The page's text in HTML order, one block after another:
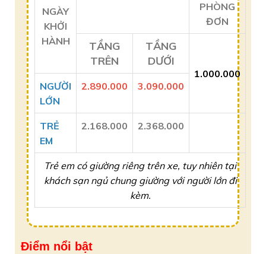
NGÀY
KHỞI
HÀNH
PHÒNG
ĐƠN
TẦNG
TRÊN
TẦNG
DƯỚI
1.000.000
NGƯỜI
LỚN
2.890.000 3.090.000
TRẺ
EM
2.168.000 2.368.000
Trẻ em có giường riêng trên xe, tuy nhiên tại
khách sạn ngủ chung giường với người lớn đi
kèm.
Điểm nổi bật